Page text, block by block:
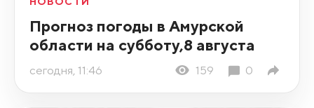
Прогноз погоды в Амурской
области на субботу,8 августа
сегодня, 11:46 159 0